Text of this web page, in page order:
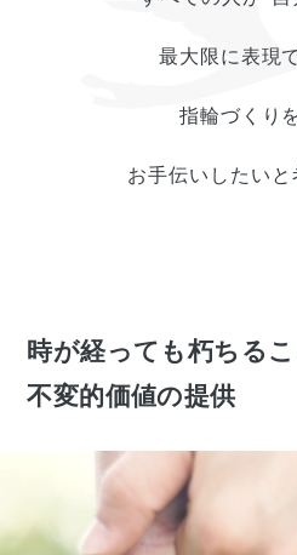
最大限に表現
指輪づくり
お手伝いしたい
時が経っても朽ちる
不変的価値の提供